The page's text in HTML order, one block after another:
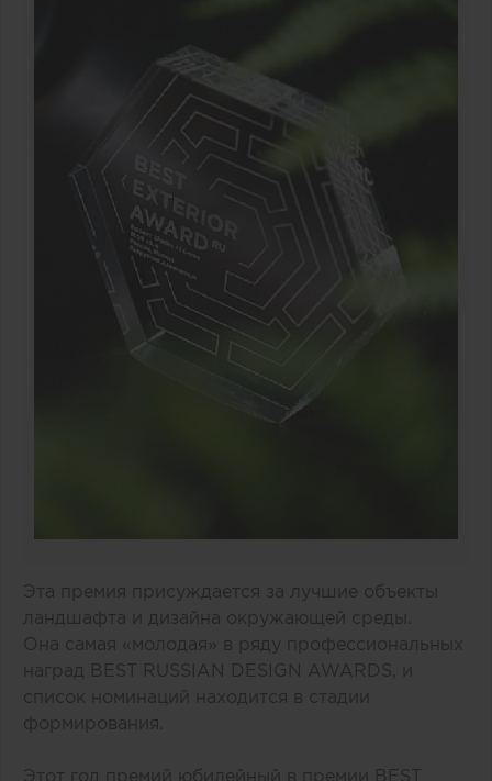
Эта премия присуждается за лучшие объекты
ландшафта и дизайна окружающей среды.
Она самая «молодая» в ряду профессиональных
наград BEST RUSSIAN DESIGN AWARDS, и
список номинаций находится в стадии
формирования.
Этот год премий юбилейный в премии BEST